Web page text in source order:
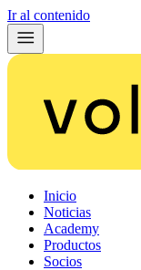
Ir al contenido
Inicio
Noticias
Academy
Productos
Socios